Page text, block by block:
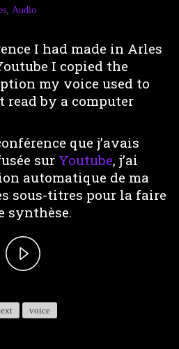
, Audio
I had made in Arles
I copied the
my voice used to
by a computer
que j’avais
sur Youtube, j’ai
automatique de ma
sous-titres pour la faire
synthèse.
Play
Video
voice